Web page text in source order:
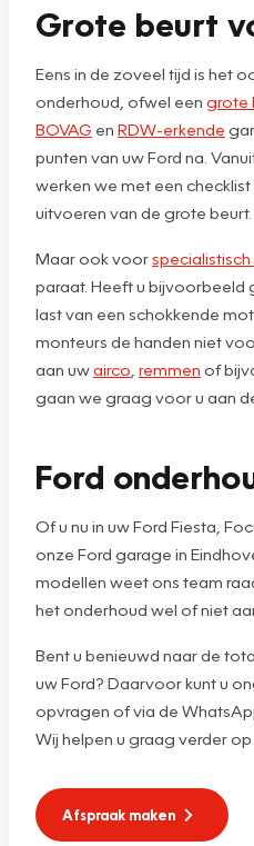
Grote beurt
Eens in de zoveel tijd is het
onderhoud, ofwel een grote
BOVAG en RDW-erkende
punten van uw Ford na.
werken we met een
uitvoeren van de grote beurt.
Maar ook voor
paraat. Heeft u bijvoorbeeld
last van een schokkende
monteurs de handen niet
aan uwairco remmen of
gaan we graag voor u aan
Ford
Of u nu in uw Ford Fiesta,
onze Ford garage in
modellen weet ons team
het onderhoud wel of niet
Bent u benieuwd naar de
uw Ford? Daarvoor kunt u
opvragen of via de
Wij helpen u graag verder
Afspraak maken